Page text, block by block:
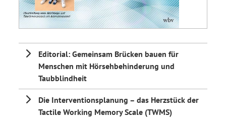
Editorial: Gemeinsam Brücken bauen für
Menschen mit Hörsehbehinderung und
Taubblindheit
Die Interventionsplanung – das Herzstück der
Tactile Working Memory Scale (TWMS)